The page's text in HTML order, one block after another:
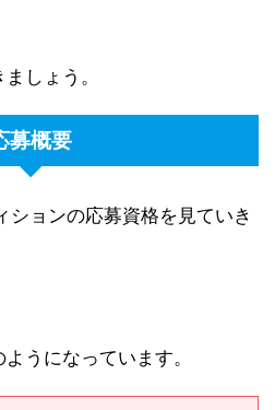
しょう。
募概要
ションの応募資格を見ていき
うになっています。